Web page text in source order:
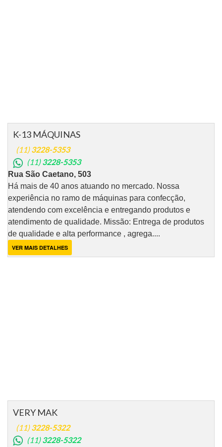
K-13 MÁQUINAS
(11)3228-5353
(11)3228-5353
Rua São Caetano, 503
Há mais de 40 anos atuando no mercado. Nossa
experiência no ramo de máquinas para confecção,
atendendo com excelência e entregando produtos e
atendimento de qualidade. Missão: Entrega de produtos
de qualidade e alta performance , agrega....
VER MAIS DETALHES
VERY MAK
(11)3228-5322
(11)3228-5322